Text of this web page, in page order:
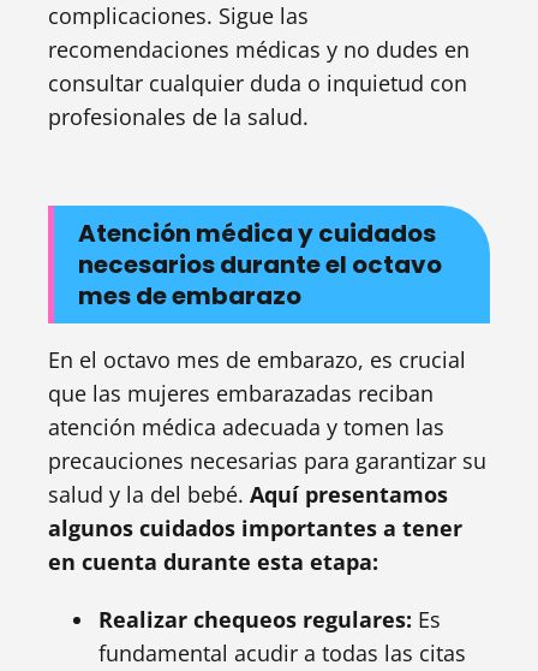
complicaciones. Sigue las
recomendaciones médicas y no dudes en
consultar cualquier duda o inquietud con
profesionales de la salud.
Atención médica y cuidados
necesarios durante el octavo
mes de embarazo
En el octavo mes de embarazo, es crucial
que las mujeres embarazadas reciban
atención médica adecuada y tomen las
precauciones necesarias para garantizar su
salud y la del bebé. Aquí presentamos
algunos cuidados importantes a tener
en cuenta durante esta etapa:
Realizar chequeos regulares: Es
fundamental acudir a todas las citas